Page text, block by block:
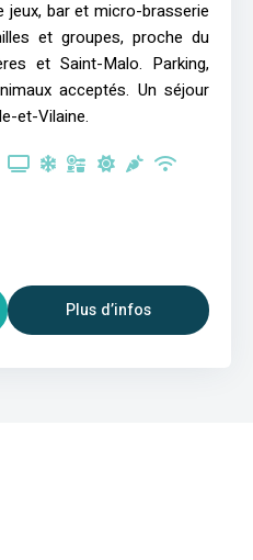
jeux, bar et micro-brasserie
et groupes, proche du
et Saint-Malo. Parking,
acceptés. Un séjour
et-Vilaine.
Plus d’infos